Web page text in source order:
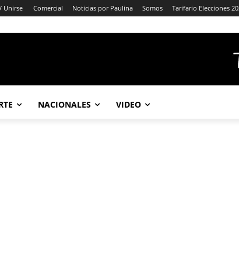
Unirse Comercial Noticias por Paulina Somos Tarifario Elecciones
NACIONALES VIDEO